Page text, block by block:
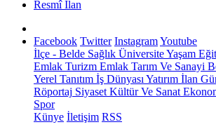
Resmî İlan
Facebook Twitter InstagramYoutube
İlçe - Belde Sağlık ÜniversiteYaşam
Emlak Turizm Emlak Tarım Ve Sanayi
Yerel Tanıtım İş Dünyası Yatırım İlan
Röportaj Siyaset Kültür Ve Sanat
Spor
Künye İletişim RSS